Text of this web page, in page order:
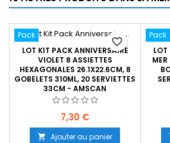
Pack
LOT KIT PACK ANNIVERSAIRE
VIOLET 8 ASSIETTES
HEXAGONALES 26.1X22.6CM, 8
GOBELETS 310ML, 20 SERVIETTES
33CM - AMSCAN
Prix
7,30 €
 Ajouter au panier
favorite_border
Pack
LOT